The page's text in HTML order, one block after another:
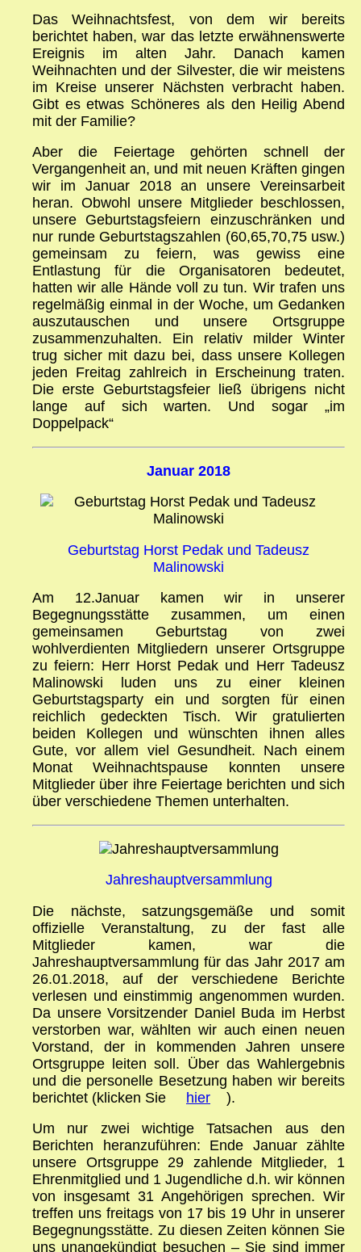
Das Weihnachtsfest, von dem wir bereits
berichtet haben, war das letzte erwähnenswerte
Ereignis im alten Jahr. Danach kamen
Weihnachten und der Silvester, die wir meistens
im Kreise unserer Nächsten verbracht haben.
Gibt es etwas Schöneres als den Heilig Abend
mit der Familie?
Aber die Feiertage gehörten schnell der
Vergangenheit an, und mit neuen Kräften gingen
wir im Januar 2018 an unsere Vereinsarbeit
heran. Obwohl unsere Mitglieder beschlossen,
unsere Geburtstagsfeiern einzuschränken und
nur runde Geburtstagszahlen (60,65,70,75 usw.)
gemeinsam zu feiern, was gewiss eine
Entlastung für die Organisatoren bedeutet,
hatten wir alle Hände voll zu tun. Wir trafen uns
regelmäßig einmal in der Woche, um Gedanken
auszutauschen und unsere Ortsgruppe
zusammenzuhalten. Ein relativ milder Winter
trug sicher mit dazu bei, dass unsere Kollegen
jeden Freitag zahlreich in Erscheinung traten.
Die erste Geburtstagsfeier ließ übrigens nicht
lange auf sich warten. Und sogar „im
Doppelpack“
Januar 2018
Geburtstag Horst Pedak und Tadeusz
Malinowski
Am 12.Januar kamen wir in unserer
Begegnungsstätte zusammen, um einen
gemeinsamen Geburtstag von zwei
wohlverdienten Mitgliedern unserer Ortsgruppe
zu feiern: Herr Horst Pedak und Herr Tadeusz
Malinowski luden uns zu einer kleinen
Geburtstagsparty ein und sorgten für einen
reichlich gedeckten Tisch. Wir gratulierten
beiden Kollegen und wünschten ihnen alles
Gute, vor allem viel Gesundheit. Nach einem
Monat Weihnachtspause konnten unsere
Mitglieder über ihre Feiertage berichten und sich
über verschiedene Themen unterhalten.
Jahreshauptversammlung
Die nächste, satzungsgemäße und somit
offizielle Veranstaltung, zu der fast alle
Mitglieder kamen, war die
Jahreshauptversammlung für das Jahr 2017 am
26.01.2018, auf der verschiedene Berichte
verlesen und einstimmig angenommen wurden.
Da unsere Vorsitzender Daniel Buda im Herbst
verstorben war, wählten wir auch einen neuen
Vorstand, der in kommenden Jahren unsere
Ortsgruppe leiten soll. Über das Wahlergebnis
und die personelle Besetzung haben wir bereits
berichtet (klicken Sie
hier
).
Um nur zwei wichtige Tatsachen aus den
Berichten heranzuführen: Ende Januar zählte
unsere Ortsgruppe 29 zahlende Mitglieder, 1
Ehrenmitglied und 1 Jugendliche d.h. wir können
von insgesamt 31 Angehörigen sprechen. Wir
treffen uns freitags von 17 bis 19 Uhr in unserer
Begegnungsstätte. Zu diesen Zeiten können Sie
uns unangekündigt besuchen – Sie sind immer